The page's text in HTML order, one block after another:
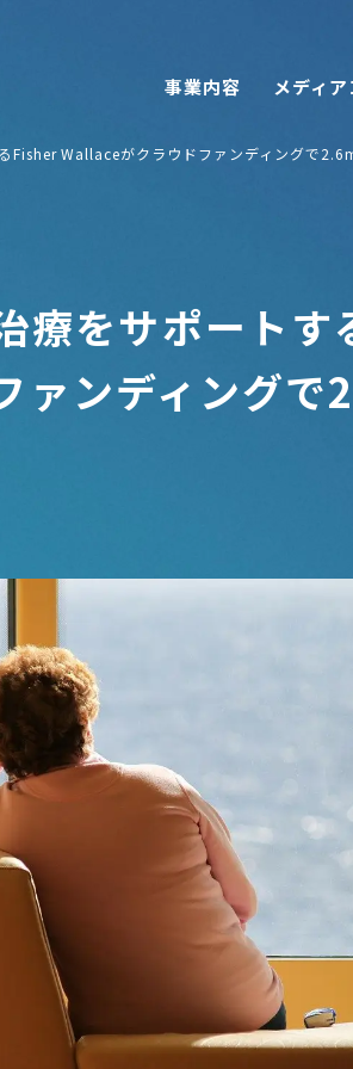
事業内容 メディ
Fisher Wallaceがクラウドファンディングで
療をサポート
ァンディングで